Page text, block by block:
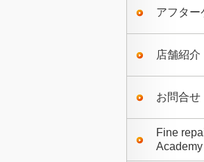
アフター
店舗紹介
お問合せ
Fine
Academy